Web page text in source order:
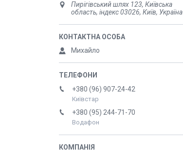
Пирігівський шлях 123, Київська
область, індекс 03026, Київ, Україна
Михайло
+380 (96) 907-24-42
Київстар
+380 (95) 244-71-70
Водафон